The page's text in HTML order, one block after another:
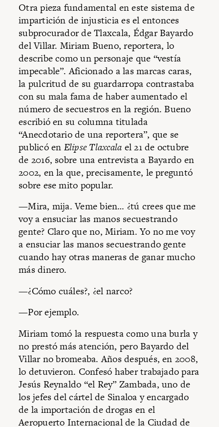
Otra pieza fundamental en este sistema de
impartición de injusticia es el entonces
subprocurador de Tlaxcala, Édgar Bayardo
del Villar. Miriam Bueno, reportera, lo
describe como un personaje que “vestía
impecable”. Aficionado a las marcas caras,
la pulcritud de su guardarropa contrastaba
con su mala fama de haber aumentado el
número de secuestros en la región. Bueno
escribió en su columna ti­tulada
“Anecdotario de una reportera”, que se
publicó en Elipse Tlaxcala el 21 de octubre
de 2016, sobre una entrevista a Bayardo en
2002, en la que, precisamente, le preguntó
sobre ese mito popular.
—Mira, mija. Veme bien… ¿tú crees que me
voy a ensuciar las manos secuestrando
gente? Claro que no, Miriam. Yo no me voy
a ensuciar las manos secuestrando gente
cuando hay otras maneras de ganar mucho
más dinero.
—¿Cómo cuáles?, ¿el narco?
—Por ejemplo.
Miriam tomó la respuesta como una burla y
no prestó más atención, pero Bayardo del
Villar no bromeaba. Años después, en 2008,
lo detuvieron. Confesó haber trabajado para
Jesús Reynaldo “el Rey” Zambada, uno de
los jefes del cártel de Sinaloa y encargado
de la importación de drogas en el
Aeropuerto Internacional de la Ciudad de